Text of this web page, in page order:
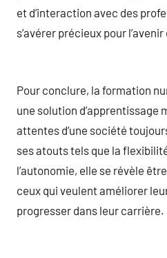
et d’interaction avec des
s’avérer précieux pour
Pour conclure, la formation
une solution d’apprentissage
attentes d’une société
ses atouts tels que la
l’autonomie, elle se révèle
ceux qui veulent améliorer
progresser dans leur carrière.